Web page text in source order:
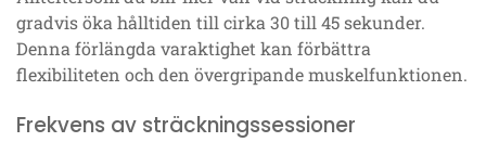
gradvis öka hålltiden till cirka 30 till 45 sekunder.
Denna förlängda varaktighet kan förbättra
flexibiliteten och den övergripande muskelfunktionen.
Frekvens av sträckningssessioner